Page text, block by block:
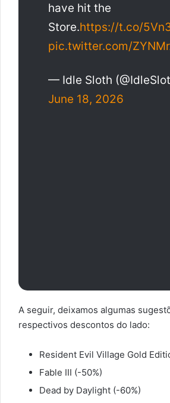
have hit the
Store.https://t.co/
pic.twitter.com/
— Idle Sloth
June 18, 2026
A seguir, deixamos algumas
respectivos descontos do lado:
Resident Evil Village Gold
Fable III (-50%)
Dead by Daylight (-60%)